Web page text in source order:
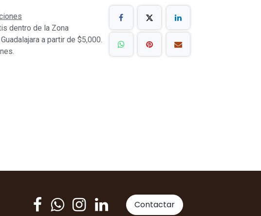
dentro de la Zona
a partir de $5,000.
Contactar